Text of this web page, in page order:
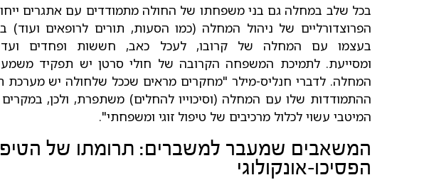
בכל שלב במחלה גם בני משפחתו של החולה מתמודדים עם אתגרים
הפרוצדורליים של ניהול המחלה (כמו הסעות, תורים לרופאים
בעצמו עם המחלה של קרובו, לעכל כאב, חששות ופחדים
ומסייעת. לתמיכת המשפחה הקרובה של חולי סרטן יש תפקיד
המחלה. לדברי חנליס-מילר "מחקרים מראים שככל שלחולה יש מערכת
ההתמודדות שלו עם המחלה (וסיכוייו להחלים) משתפרת, ולכן, במקרים
המיטבי עשוי לכלול מרכיבים של טיפול זוגי ומשפחתי".
המשאבים שמעבר למשברים: תרומתו של
הפסיכו-אונקולוגי